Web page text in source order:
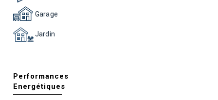
Garage
Jardin
Performances
Energétiques